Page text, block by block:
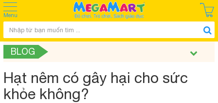
Menu
BLOG
Hạt nêm có gây hại cho sức
khỏe không?